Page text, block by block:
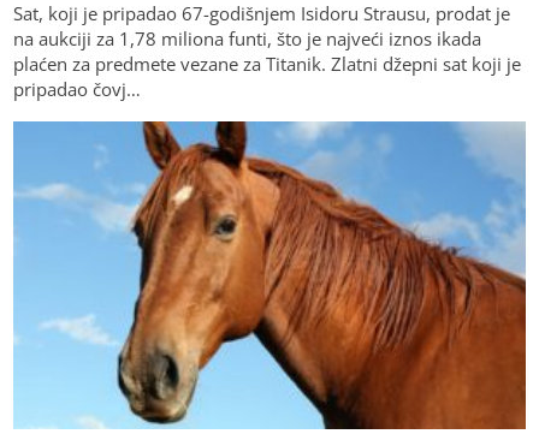
Sat, koji je pripadao 67-godišnjem Isidoru Strausu, prodat je
na aukciji za 1,78 miliona funti, što je najveći iznos ikada
plaćen za predmete vezane za Titanik. Zlatni džepni sat koji je
pripadao čovj…